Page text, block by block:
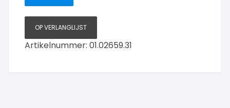
OP VERLANGLIJST
Artikelnummer:01.02659.31